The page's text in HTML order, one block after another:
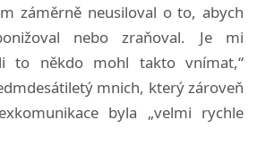
záměrně neusiloval o to, abych
nebo zraňoval. Je mi
to někdo mohl takto vnímat,“
mnich, který zároveň
byla „velmi rychle